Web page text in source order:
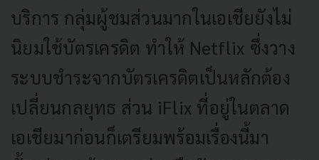
บริการ กลุ่มผู้ชมส่วนมากในเอเชียยังไม่
นิยมใช้บัตรเครดิต ทำให้ Netflix ซึ่งวาง
ระบบชำระจากบัตรเครดิตเป็นหลักต้อง
เปลี่ยนกลยุทธ ส่วน iFlix ที่อยู่ในตลาด
เอเชียมาก่อนก็เตรียมพร้อมเรื่องนี้มา